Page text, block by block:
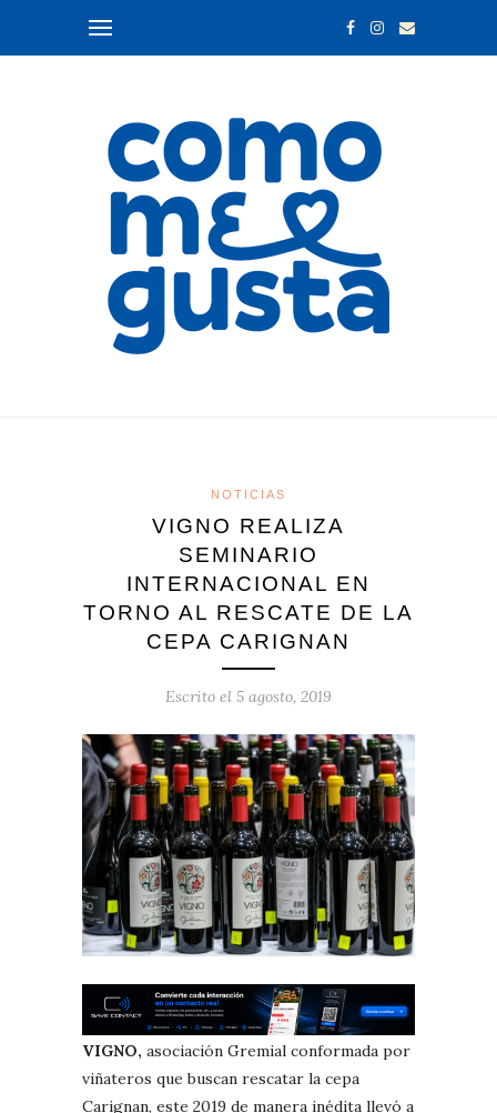
NOTICIAS
VIGNO REALIZA
SEMINARIO
INTERNACIONAL EN
TORNO AL RESCATE DE LA
CEPA CARIGNAN
Escrito el 5 agosto, 2019
VIGNO, asociación Gremial conformada por
viñateros que buscan rescatar la cepa
Carignan, este 2019 de manera inédita llevó a